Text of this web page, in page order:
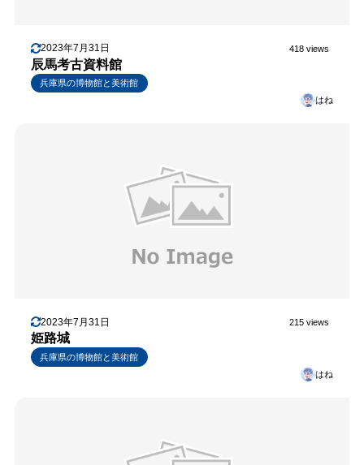
2023年7月31日 418 views
辰馬考古資料館
兵庫県の博物館と美術館
はね
2023年7月31日 215 views
姫路城
兵庫県の博物館と美術館
はね